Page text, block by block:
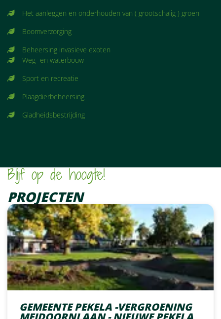
Het aanleggen en onderhouden van ( grootschalig ) groen
Boomverzorging
Beheersing invasieve exoten
Weg- en waterbouw
Sport en recreatie
Plaagdierbeheersing
Gladheidsbestrijding
ALBUM
OVERSLAAN
Blijf op de hoogte!
PROJECTEN
GEMEENTE PEKELA -VERGROENING